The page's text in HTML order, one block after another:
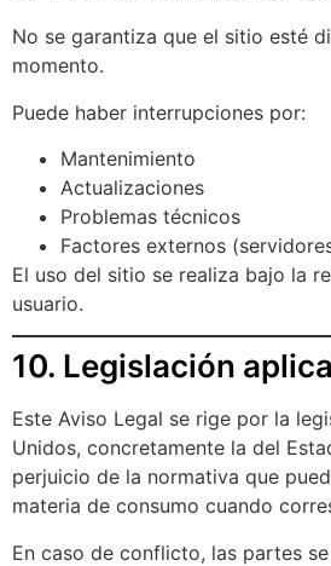
No se garantiza que el sitio esté
momento.
Puede haber interrupciones por:
Mantenimiento
Actualizaciones
Problemas técnicos
Factores externos
El uso del sitio se realiza bajo la
usuario.
10. Legislación
Este Aviso Legal se rige por la
Unidos, concretamente la del
perjuicio de la normativa que
materia de consumo cuando
En caso de conflicto, las partes